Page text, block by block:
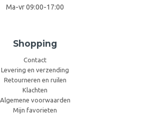
Ma-vr 09:00-17:00
Shopping
Contact
Levering en verzending
Retourneren en ruilen
Klachten
Algemene voorwaarden
Mijn favorieten